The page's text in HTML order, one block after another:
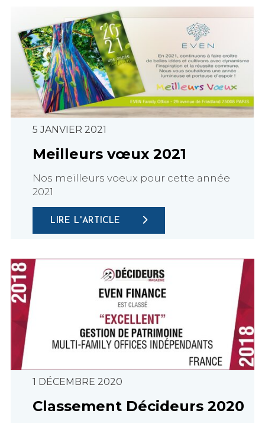
5 JANVIER 2021
Meilleurs vœux 2021
Nos meilleurs voeux pour cette année
2021
LIRE L'ARTICLE
1 DÉCEMBRE 2020
Classement Décideurs 2020